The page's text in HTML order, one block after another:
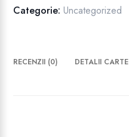
NICOLAE
PUBLICĂ
Categorie: Uncategorized
RECENZII (0) DETALII CARTE